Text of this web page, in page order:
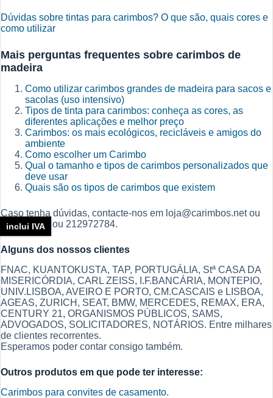
Dúvidas sobre tintas para carimbos? O que são, quais cores e
como utilizar
Mais perguntas frequentes sobre carimbos de
madeira
Como utilizar carimbos grandes de madeira para sacos e
sacolas (uso intensivo)
Tipos de tinta para carimbos: conheça as cores, as
diferentes aplicações e melhor preço
Carimbos: os mais ecológicos, recicláveis e amigos do
ambiente
Como escolher um Carimbo
Qual o tamanho e tipos de carimbos personalizados que
deve usar
Quais são os tipos de carimbos que existem
Caso tenha dúvidas, contacte-nos em loja@carimbos.net ou
960371501 ou 212972784.
Alguns dos nossos clientes
FNAC, KUANTOKUSTA, TAP, PORTUGÁLIA, Stª CASA DA
MISERICÓRDIA, CARL ZEISS, I.F.BANCÁRIA, MONTEPIO,
UNIV.LISBOA, AVEIRO E PORTO, CM.CASCAIS e LISBOA,
AGEAS, ZURICH, SEAT, BMW, MERCEDES, REMAX, ERA,
CENTURY 21, ORGANISMOS PÚBLICOS, SAMS,
ADVOGADOS, SOLICITADORES, NOTÁRIOS. Entre milhares
de clientes recorrentes.
Esperamos poder contar consigo também.
Outros produtos em que pode ter interesse:
Carimbos para convites de casamento.
inclui IVA